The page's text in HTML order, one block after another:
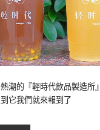
潮的『輕時代飲品製造所
它我們就來報到了